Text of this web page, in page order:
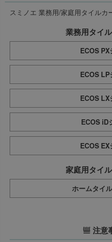
スミノエ 業務用/家庭用タイルカ
業務用タイ
ECOS
ECOS LP
ECOS LX
ECOS iD
ECOS
家庭用タイ
ホームタイ
注意